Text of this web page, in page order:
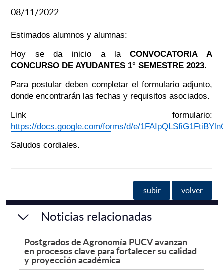
08/11/2022
Estimados alumnos y alumnas:
Hoy se da inicio a laCONVOCATORIA A
CONCURSO DE AYUDANTES 1° SEMESTRE 2023.
Para postular deben completar el formulario adjunto,
donde encontrarán las fechas y requisitos asociados.
Link formulario:
https://docs.google.com/forms/d/e/
Saludos cordiales.
subir volver
Noticias relacionadas
Postgrados de Agronomía PUCV avanzan
en procesos clave para fortalecer su calidad
y proyección académica